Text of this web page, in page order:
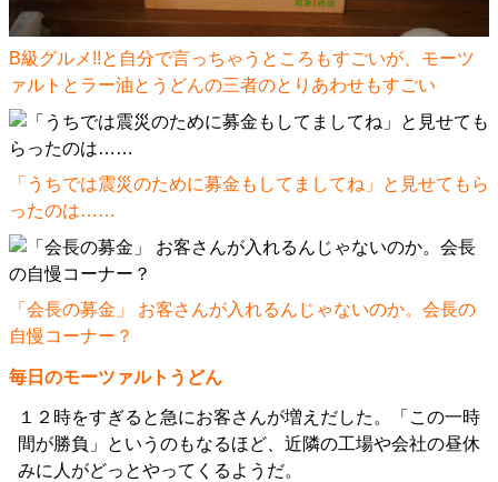
B級グルメ!!と自分で言っちゃうところもすごいが、モーツ
ァルトとラー油とうどんの三者のとりあわせもすごい
「うちでは震災のために募金もしてましてね」と見せてもら
ったのは……
「会長の募金」 お客さんが入れるんじゃないのか。会長の
自慢コーナー？
毎日のモーツァルトうどん
１２時をすぎると急にお客さんが増えだした。「この一時
間が勝負」というのもなるほど、近隣の工場や会社の昼休
みに人がどっとやってくるようだ。